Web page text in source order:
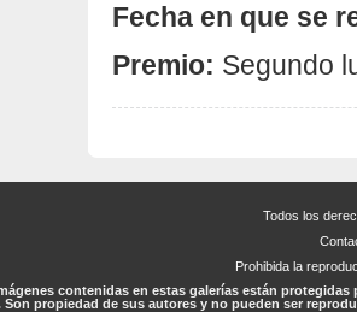
Fecha en que se
Premio: Segundo
Todos los
Prohibida la
contenidas en estas galerías están
Son propiedad de sus autores y no pueden ser